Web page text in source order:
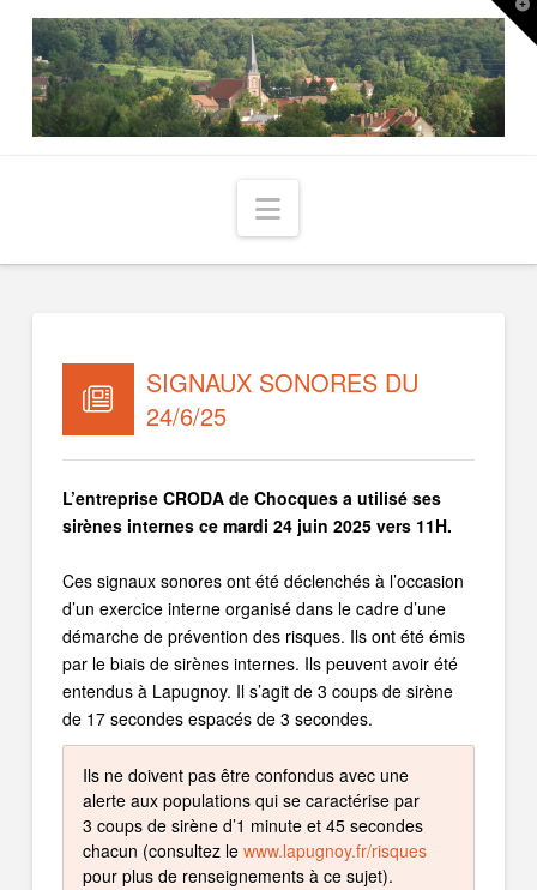
Navigation
SIGNAUX SONORES DU
24/6/25
L’entreprise CRODA de Chocques a utilisé ses
sirènes internes ce mardi 24 juin 2025 vers 11H.
Ces signaux sonores ont été déclenchés à l’occasion
d’un exercice interne organisé dans le cadre d’une
démarche de prévention des risques. Ils ont été émis
par le biais de sirènes internes. Ils peuvent avoir été
entendus à Lapugnoy. Il s’agit de 3 coups de sirène
de 17 secondes espacés de 3 secondes.
Ils ne doivent pas être confondus avec une
alerte aux populations qui se caractérise par
3 coups de sirène d’1 minute et 45 secondes
chacun (consultez le www.lapugnoy.fr/risques
pour plus de renseignements à ce sujet).